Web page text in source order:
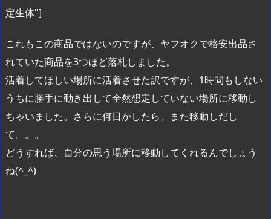
定生体"]
これもこの商品ではないのですが、ヤフオクで格安出品さ
れていた商品を3つほど落札しました。
活着してほしい場所に活着させた訳ですが、1時間もしない
うちに勝手に動き出して全然想定していない場所に移動し
ちゃいました。さらに何日かしたら、また移動しだし
て。。。
どうすれば、自分の思う場所に移動してくれるんでしょう
ね(^_^)